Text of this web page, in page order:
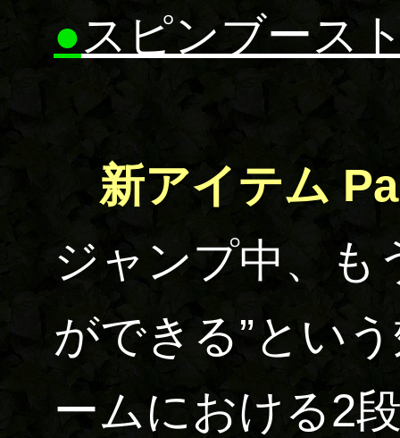
●スピンブース
新アイテム
ジャンプ中、も
ができる”とい
ームにおける2